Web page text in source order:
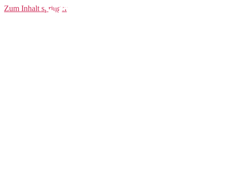
Zum Inhalt springenSports-Bra W